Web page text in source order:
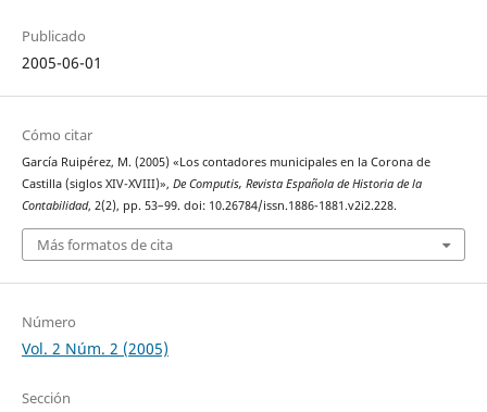
Publicado
2005-06-01
Cómo citar
García Ruipérez, M. (2005) «Los contadores municipales en la Corona de
Castilla (siglos XIV-XVIII)», De Computis, Revista Española de Historia de la
Contabilidad, 2(2), pp. 53–99. doi: 10.26784/issn.1886-1881.v2i2.228.
Más formatos de cita
Número
Vol. 2 Núm. 2 (2005)
Sección